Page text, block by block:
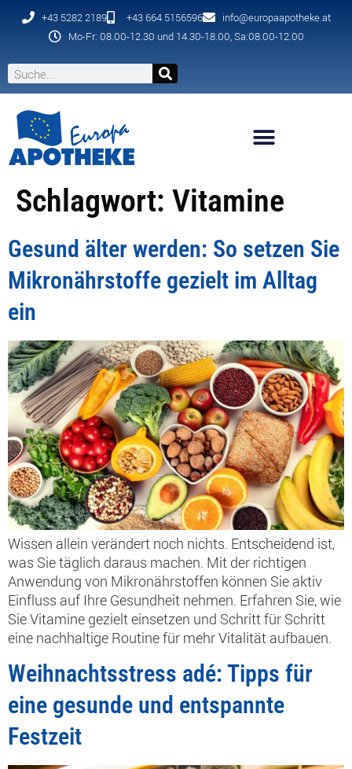
+43 5282 2189 +43 664 5156596
info@europaapotheke.at
Mo-Fr: 08.00-12.30 und 14.30-18.00, Sa:08.00-12.00
Schlagwort: Vitamine
Gesund älter werden: So setzen Sie
Mikronährstoffe gezielt im Alltag
ein
Wissen allein verändert noch nichts. Entscheidend ist,
was Sie täglich daraus machen. Mit der richtigen
Anwendung von Mikronährstoffen können Sie aktiv
Einfluss auf Ihre Gesundheit nehmen. Erfahren Sie, wie
Sie Vitamine gezielt einsetzen und Schritt für Schritt
eine nachhaltige Routine für mehr Vitalität aufbauen.
Weihnachtsstress adé: Tipps für
eine gesunde und entspannte
Festzeit